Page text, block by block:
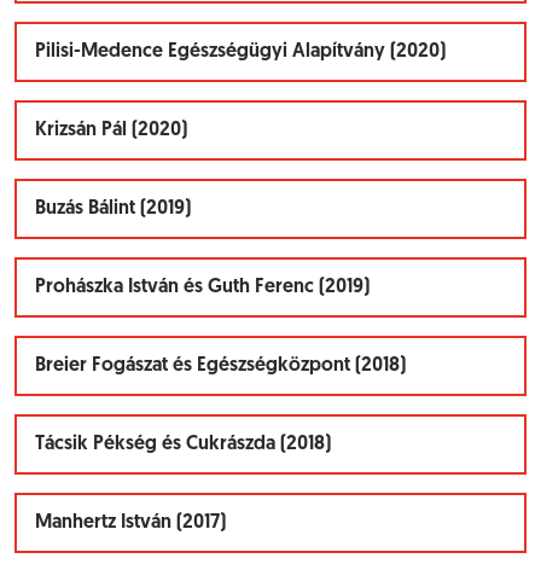
Pilisi-Medence Egészségügyi Alapítvány (2020)
Krizsán Pál (2020)
Buzás Bálint (2019)
Prohászka István és Guth Ferenc (2019)
Breier Fogászat és Egészségközpont (2018)
Tácsik Pékség és Cukrászda (2018)
Manhertz István (2017)